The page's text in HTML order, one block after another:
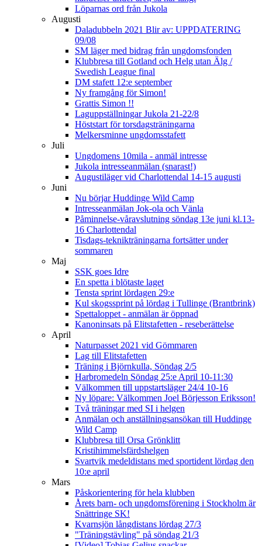
Löparnas ord från Jukola
Augusti
Daladubbeln 2021 Blir av: UPPDATERING
09/08
SM läger med bidrag från ungdomsfonden
Klubbresa till Gotland och Helg utan Älg /
Swedish League final
DM stafett 12:e september
Ny framgång för Simon!
Grattis Simon !!
Laguppställningar Jukola 21-22/8
Höststart för torsdagsträningarna
Melkersminne ungdomsstafett
Juli
Ungdomens 10mila - anmäl intresse
Jukola intresseanmälan (snarast!)
Augustiläger vid Charlottendal 14-15 augusti
Juni
Nu börjar Huddinge Wild Camp
Intresseanmälan Jok-ola och Vänla
Påminnelse-våravslutning söndag 13e juni kl.13-
16 Charlottendal
Tisdags-teknikträningarna fortsätter under
sommaren
Maj
SSK goes Idre
En spetta i blötaste laget
Tensta sprint lördagen 29:e
Kul skogssprint på lördag i Tullinge (Brantbrink)
Spettaloppet - anmälan är öppnad
Kanoninsats på Elitstafetten - reseberättelse
April
Naturpasset 2021 vid Gömmaren
Lag till Elitstafetten
Träning i Björnkulla, Söndag 2/5
Harbromedeln Söndag 25:e April 10-11:30
Välkommen till uppstartsläger 24/4 10-16
Ny löpare: Välkommen Joel Börjesson Eriksson!
Två träningar med SI i helgen
Anmälan och anställningsansökan till Huddinge
Wild Camp
Klubbresa till Orsa Grönklitt
Kristihimmelsfärdshelgen
Svartvik medeldistans med sportident lördag den
10:e april
Mars
Påskorientering för hela klubben
Årets barn- och ungdomsförening i Stockholm är
Snättringe SK!
Kvarnsjön långdistans lördag 27/3
"Träningstävling" på söndag 21/3